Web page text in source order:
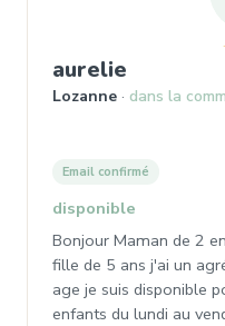
aurelie ,
Lozanne dans la
Email confirmé
disponible
Bonjour Maman de 2
fille de 5 ans j'ai un
age je suis disponible
enfants du lundi au